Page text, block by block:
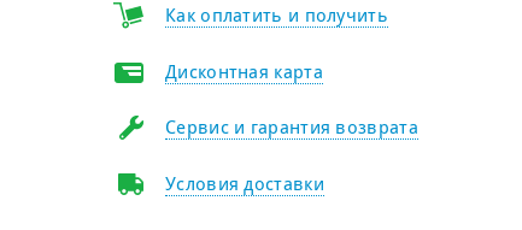
Как оплатить и получить
Дисконтная карта
Сервис и гарантия возврата
Условия доставки